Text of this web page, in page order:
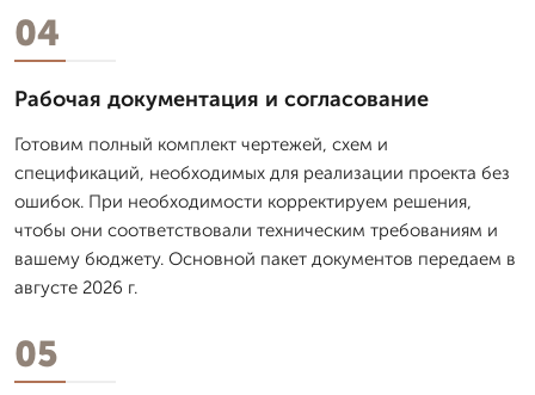
04
Рабочая документация и согласование
Готовим полный комплект чертежей, схем и
спецификаций, необходимых для реализации проекта без
ошибок. При необходимости корректируем решения,
чтобы они соответствовали техническим требованиям и
вашему бюджету. Основной пакет документов передаем в
августе 2026 г.
05